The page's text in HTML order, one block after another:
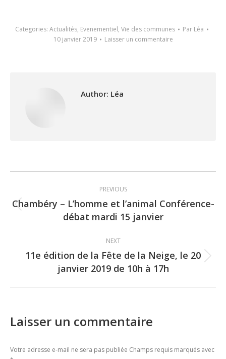
Categories: Actualités, Evenementiel, Vie des communes Par Léa
10 janvier 2019
Laisser un commentaire
Author: Léa
navigation
PREVIOUS
Previous
post:
Chambéry – L’homme et l’animal Conférence-
débat mardi 15 janvier
NEXT
Next
post:
11e édition de la Fête de la Neige, le 20
janvier 2019 de 10h à 17h
Laisser un commentaire
Votre adresse e-mail ne sera pas publiée Champs requis marqués avec